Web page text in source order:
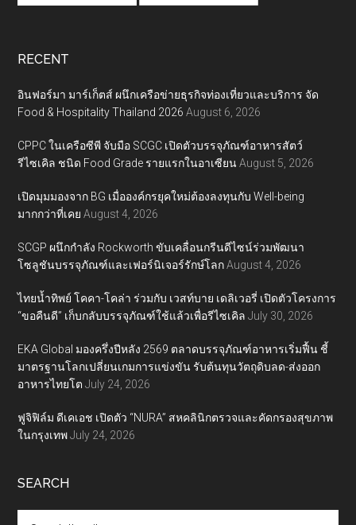
RECENT
อินฟอร์มา มาร์เก็ตส์ ผนึกเครือข่ายธุรกิจท่องเที่ยวและบริการ จัด
Food & Hospitality Thailand 2026 August 6, 2026
CPPC ในเครือซีพี จับมือ SCGC เปิดตัวบรรจุภัณฑ์อาหารสัตว์
รีไซเคิล ชนิด Food Grade รายแรกในอาเซียน August 5, 2026
เปิดมุมมองจาก BG เมื่อองค์กรยุคใหม่ต้องลงทุนกับ Well-being
มากกว่าที่เคย August 4, 2026
SCGP ผนึกกำลัง Rockworth ขับเคลื่อนกรีนดีไซน์ร่วมพัฒนา
โซลูชันบรรจุภัณฑ์และเฟอร์นิเจอร์รักษ์โลก August 4, 2026
ไทยน้ำทิพย์ โคคา-โคล่า ร่วมกับ เวสท์บาย เดลิเวอรี่ เปิดตัวโครงการ
“ขอคืนดี” เก็บกลับบรรจุภัณฑ์ใช้แล้วเพื่อรีไซเคิล July 30, 2026
EKA Global มองครึ่งปีหลัง 2569 ตลาดบรรจุภัณฑ์อาหารเริ่มฟื้น ชี้
มาตรฐานโลกเปลี่ยนเกมการแข่งขัน รับต้นทุนวัตถุดิบลด-ส่งออก
อาหารไทยโต July 24, 2026
ฟูจิฟิล์ม ดีเคเอช เปิดตัว “NURA” สหคลินิกตรวจและคัดกรองสุขภาพ
ในกรุงเทพ July 24, 2026
SEARCH